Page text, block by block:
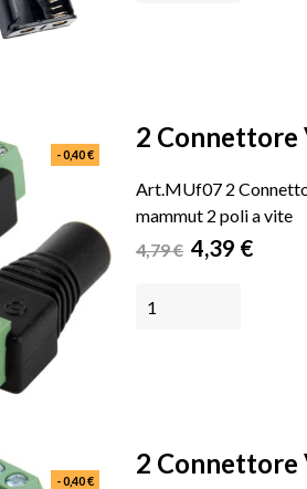
2 Connettore
Art.MUf07 2
mammut 2 poli a vite
Prezzo
4,79 € Prezzo
4,39 €
- 0,40 €
2 Connettore
- 0,40 €